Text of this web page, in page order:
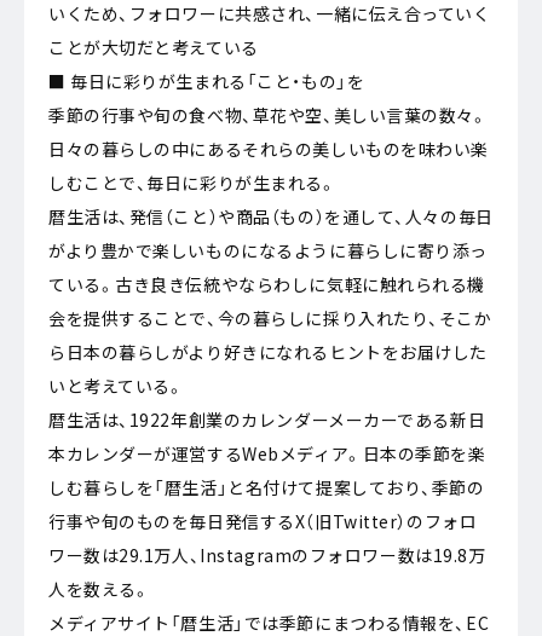
いくため、フォロワーに共感され、一緒に伝え合っていく
ことが大切だと考えている
■ 毎日に彩りが生まれる「こと・もの」を
季節の行事や旬の食べ物、草花や空、美しい言葉の数々。
日々の暮らしの中にあるそれらの美しいものを味わい楽
しむことで、毎日に彩りが生まれる。
暦生活は、発信（こと）や商品（もの）を通して、人々の毎日
がより豊かで楽しいものになるように暮らしに寄り添っ
ている。古き良き伝統やならわしに気軽に触れられる機
会を提供することで、今の暮らしに採り入れたり、そこか
ら日本の暮らしがより好きになれるヒントをお届けした
いと考えている。
暦生活は、1922年創業のカレンダーメーカーである新日
本カレンダーが運営するWebメディア。日本の季節を楽
しむ暮らしを「暦生活」と名付けて提案しており、季節の
行事や旬のものを毎日発信するX（旧Twitter）のフォロ
ワー数は29.1万人、Instagramのフォロワー数は19.8万
人を数える。
メディアサイト「暦生活」では季節にまつわる情報を、EC